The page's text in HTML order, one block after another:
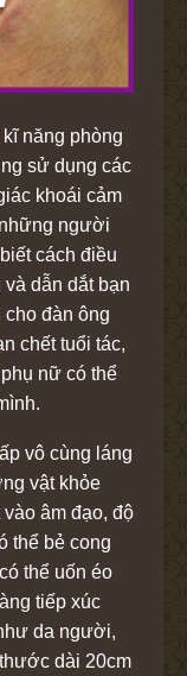
năng phòng
sử dụng các
khoái cảm
người
cách điều
dẫn dắt bạn
đàn ông
chết tuổi tác,
nữ có thể
vô cùng láng
vật khỏe
âm đạo, độ
thể bẻ cong
thể uốn éo
tiếp xúc
da người,
dài 20cm